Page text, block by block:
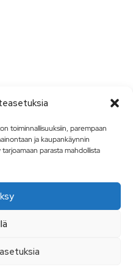
toiminnallisuuksiin, parempaan
ja kaupankäynnin
parasta mahdollista